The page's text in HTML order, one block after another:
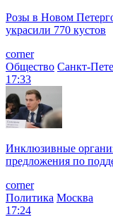
Розы в Новом
украсили 770 кустов
corner
Общество Санкт-
17:33
Инклюзивные
предложения по
corner
Политика Москва
17:24